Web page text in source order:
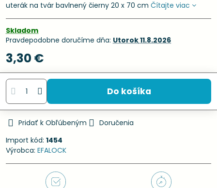
uterák na tvár bavlnený čierny 20 x 70 cm Čítajte viac
Skladom
Pravdepodobne doručíme dňa: Utorok11.8.2026
3,30 €
Do košíka
Pridať k Obľúbeným
Doručenia
Import kód: 1454
Výrobca: EFALOCK